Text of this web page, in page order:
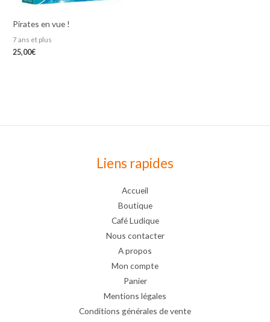
Pirates en vue !
7 ans et plus
25,00€
Liens rapides
Accueil
Boutique
Café Ludique
Nous contacter
A propos
Mon compte
Panier
Mentions légales
Conditions générales de vente